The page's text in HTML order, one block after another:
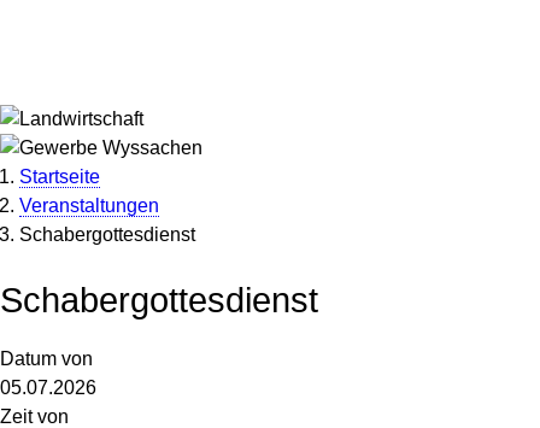
Pfadnavigation
Startseite
Veranstaltungen
Schabergottesdienst
Schabergottesdienst
Datum von
05.07.2026
Zeit von